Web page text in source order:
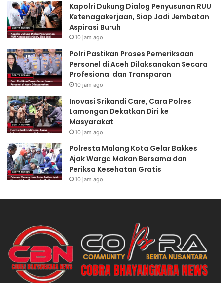
Kapolri Dukung Dialog Penyusunan RUU
Ketenagakerjaan, Siap Jadi Jembatan
Aspirasi Buruh
10 jam ago
Polri Pastikan Proses Pemeriksaan
Personel di Aceh Dilaksanakan Secara
Profesional dan Transparan
10 jam ago
Inovasi Srikandi Care, Cara Polres
Lamongan Dekatkan Diri ke
Masyarakat
10 jam ago
Polresta Malang Kota Gelar Bakkes
Ajak Warga Makan Bersama dan
Periksa Kesehatan Gratis
10 jam ago